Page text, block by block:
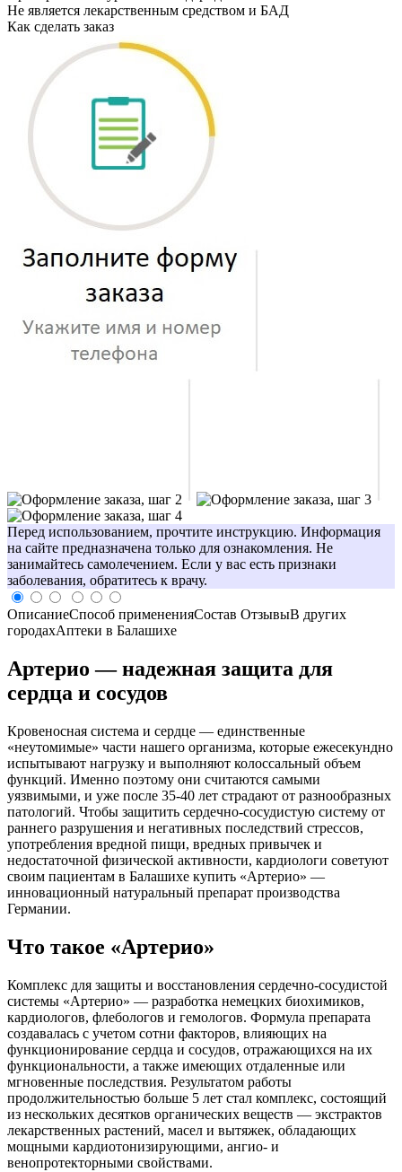
Не является лекарственным средством и БАД
Как сделать заказ
Перед использованием, прочтите инструкцию. Информация
на сайте предназначена только для ознакомления. Не
занимайтесь самолечением. Если у вас есть признаки
заболевания, обратитесь к врачу.
ОписаниеСпособ примененияСостав ОтзывыВ других
городахАптеки в Балашихе
Артерио — надежная защита для
сердца и сосудов
Кровеносная система и сердце — единственные
«неутомимые» части нашего организма, которые ежесекундно
испытывают нагрузку и выполняют колоссальный объем
функций. Именно поэтому они считаются самыми
уязвимыми, и уже после 35-40 лет страдают от разнообразных
патологий. Чтобы защитить сердечно-сосудистую систему от
раннего разрушения и негативных последствий стрессов,
употребления вредной пищи, вредных привычек и
недостаточной физической активности, кардиологи советуют
своим пациентам в Балашихе купить «Артерио» —
инновационный натуральный препарат производства
Германии.
Что такое «Артерио»
Комплекс для защиты и восстановления сердечно-сосудистой
системы «Артерио» — разработка немецких биохимиков,
кардиологов, флебологов и гемологов. Формула препарата
создавалась с учетом сотни факторов, влияющих на
функционирование сердца и сосудов, отражающихся на их
функциональности, а также имеющих отдаленные или
мгновенные последствия. Результатом работы
продолжительностью больше 5 лет стал комплекс, состоящий
из нескольких десятков органических веществ — экстрактов
лекарственных растений, масел и вытяжек, обладающих
мощными кардиотонизирующими, ангио- и
венопротекторными свойствами.